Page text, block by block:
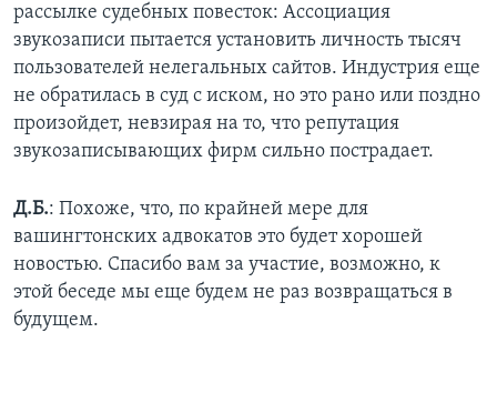
рассылке судебных повесток: Ассоциация
звукозаписи пытается установить личность тысяч
пользователей нелегальных сайтов. Индустрия еще
не обратилась в суд с иском, но это рано или поздно
произойдет, невзирая на то, что репутация
звукозаписывающих фирм сильно пострадает.
Д.Б.: Похоже, что, по крайней мере для
вашингтонских адвокатов это будет хорошей
новостью. Спасибо вам за участие, возможно, к
этой беседе мы еще будем не раз возвращаться в
будущем.